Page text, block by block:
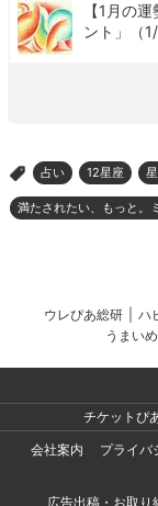
【1月の
ント」（
> 占い 12星座
満たされたい、もっと。
ウレぴあ総研 ハ
うまい
チケットぴ
会社案内
プライバ
広告出稿・お取り